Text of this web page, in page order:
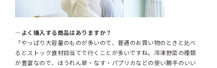
―よく購入する商品はありますか？
「やっぱり大容量のものが多いので、普通のお買い物のときと比べ
るとストック食材目当てで行くことが多いですね。冷凍野菜の種類
が豊富なので、ほうれん草・なす・パプリカなどの使い勝手のいい